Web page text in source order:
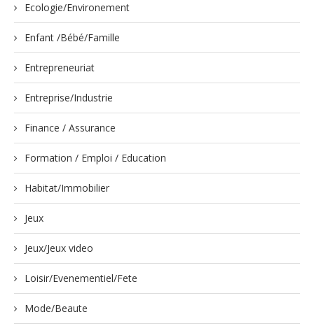
Ecologie/Environement
Enfant /Bébé/Famille
Entrepreneuriat
Entreprise/Industrie
Finance / Assurance
Formation / Emploi / Education
Habitat/Immobilier
Jeux
Jeux/Jeux video
Loisir/Evenementiel/Fete
Mode/Beaute